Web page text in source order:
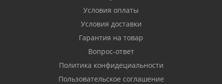
Условия оплаты
Условия доставки
Гарантия на товар
Вопрос-ответ
Политика конфидециальности
Пользовательское соглашение